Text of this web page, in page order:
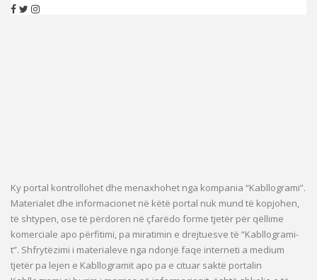
Ky portal kontrollohet dhe menaxhohet nga kompania “Kabllogrami”.
Materialet dhe informacionet në këtë portal nuk mund të kopjohen,
të shtypen, ose të përdoren në çfarëdo forme tjetër për qëllime
komerciale apo përfitimi, pa miratimin e drejtuesve të “Kabllogrami-
t”. Shfrytëzimi i materialeve nga ndonjë faqe interneti a medium
tjetër pa lejen e Kabllogramit apo pa e cituar saktë portalin